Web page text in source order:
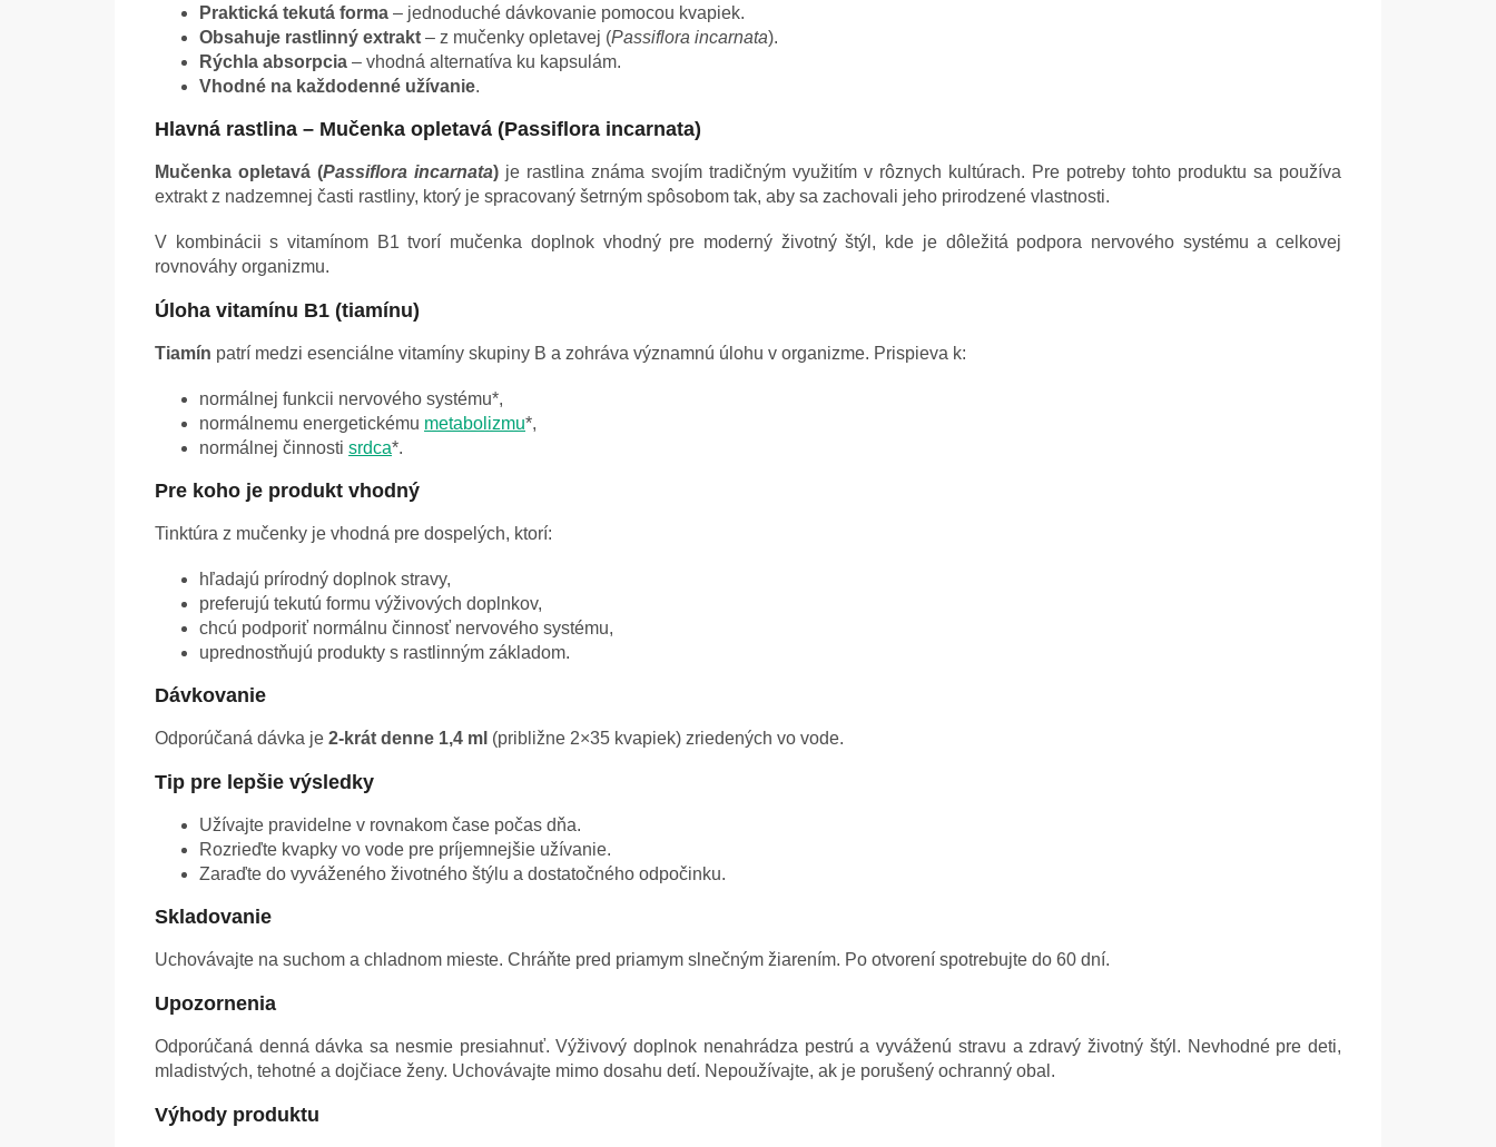
Praktická tekutá forma – jednoduché dávkovanie pomocou kvapiek.
Obsahuje rastlinný extrakt – z mučenky opletavej (Passiflora incarnata).
Rýchla absorpcia – vhodná alternatíva ku kapsulám.
Vhodné na každodenné užívanie.
Hlavná rastlina – Mučenka opletavá (Passiflora incarnata)
Mučenka opletavá (Passiflora incarnata) je rastlina známa svojím tradičným využitím v rôznych kultúrach. Pre potreby tohto produktu sa používa
extrakt z nadzemnej časti rastliny, ktorý je spracovaný šetrným spôsobom tak, aby sa zachovali jeho prirodzené vlastnosti.
V kombinácii s vitamínom B1 tvorí mučenka doplnok vhodný pre moderný životný štýl, kde je dôležitá podpora nervového systému a celkovej
rovnováhy organizmu.
Úloha vitamínu B1 (tiamínu)
Tiamín patrí medzi esenciálne vitamíny skupiny B a zohráva významnú úlohu v organizme. Prispieva k:
normálnej funkcii nervového systému*,
normálnemu energetickému metabolizmu*,
normálnej činnosti srdca*.
Pre koho je produkt vhodný
Tinktúra z mučenky je vhodná pre dospelých, ktorí:
hľadajú prírodný doplnok stravy,
preferujú tekutú formu výživových doplnkov,
chcú podporiť normálnu činnosť nervového systému,
uprednostňujú produkty s rastlinným základom.
Dávkovanie
Odporúčaná dávka je 2-krát denne 1,4 ml (približne 2×35 kvapiek) zriedených vo vode.
Tip pre lepšie výsledky
Užívajte pravidelne v rovnakom čase počas dňa.
Rozrieďte kvapky vo vode pre príjemnejšie užívanie.
Zaraďte do vyváženého životného štýlu a dostatočného odpočinku.
Skladovanie
Uchovávajte na suchom a chladnom mieste. Chráňte pred priamym slnečným žiarením. Po otvorení spotrebujte do 60 dní.
Upozornenia
Odporúčaná denná dávka sa nesmie presiahnuť. Výživový doplnok nenahrádza pestrú a vyváženú stravu a zdravý životný štýl. Nevhodné pre deti,
mladistvých, tehotné a dojčiace ženy. Uchovávajte mimo dosahu detí. Nepoužívajte, ak je porušený ochranný obal.
Výhody produktu